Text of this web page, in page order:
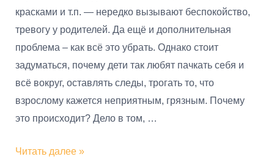
красками и т.п. — нередко вызывают беспокойство,
тревогу у родителей. Да ещё и дополнительная
проблема – как всё это убрать. Однако стоит
задуматься, почему дети так любят пачкать себя и
всё вокруг, оставлять следы, трогать то, что
взрослому кажется неприятным, грязным. Почему
это происходит? Дело в том, …
Читать далее »